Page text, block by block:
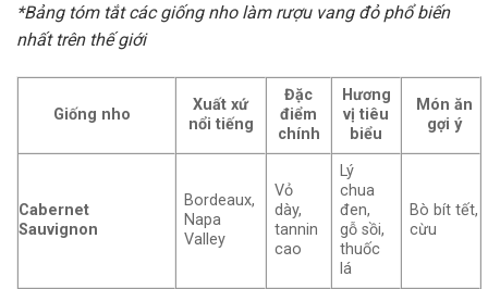
*Bảng tóm tắt các giống nho làm rượu vang đỏ phổ biến
nhất trên thế giới
Giống nho
Xuất xứ
nổi tiếng
Đặc
điểm
chính
Hương
vị tiêu
biểu
Món ăn
gợi ý
Cabernet
Sauvignon
Bordeaux,
Napa
Valley
Vỏ
dày,
tannin
cao
Lý
chua
đen,
gỗ sồi,
thuốc
lá
Bò bít tết,
cừu